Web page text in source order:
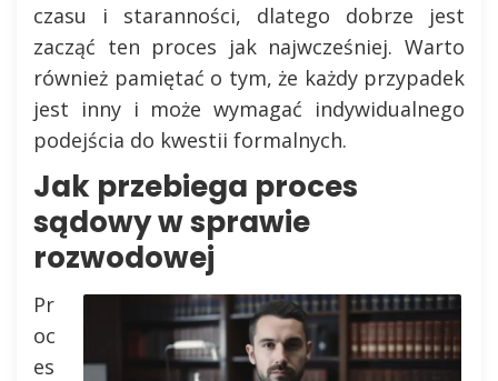
czasu i staranności, dlatego dobrze jest
zacząć ten proces jak najwcześniej. Warto
również pamiętać o tym, że każdy przypadek
jest inny i może wymagać indywidualnego
podejścia do kwestii formalnych.
Jak przebiega proces
sądowy w sprawie
rozwodowej
Pr
oc
es